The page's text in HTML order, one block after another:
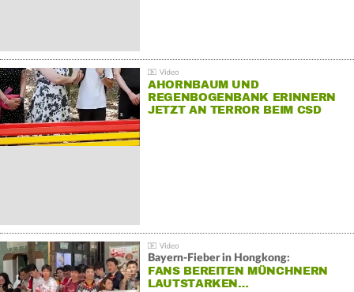
AHORNBAUM UND
REGENBOGENBANK ERINNERN
JETZT AN TERROR BEIM CSD
Bayern-Fieber in Hongkong:
FANS BEREITEN MÜNCHNERN
LAUTSTARKEN…